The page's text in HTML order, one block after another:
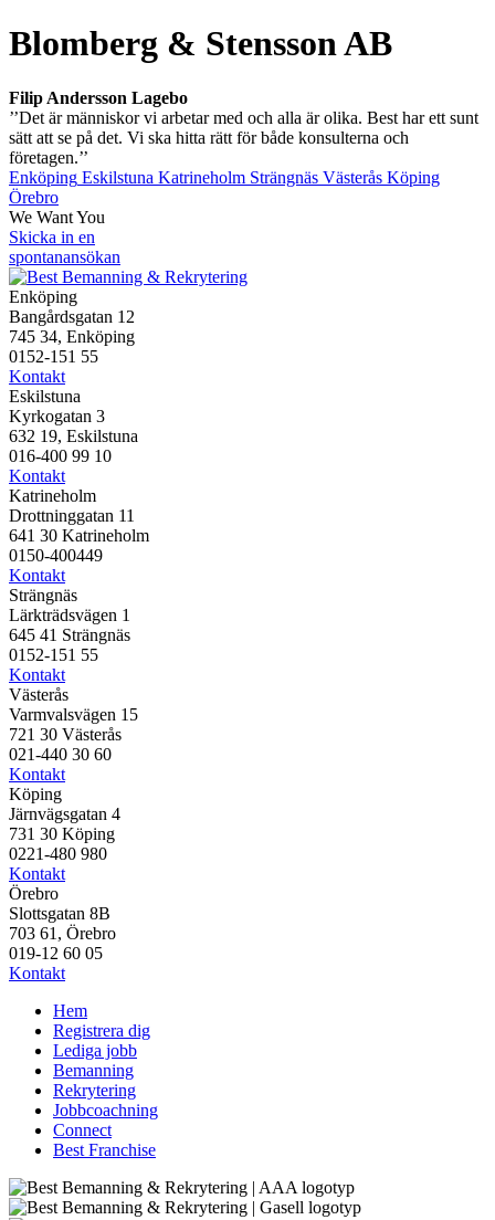
Blomberg & Stensson AB
Filip Andersson Lagebo
’’Det är människor vi arbetar med och alla är olika. Best har ett sunt
sätt att se på det. Vi ska hitta rätt för både konsulterna och
företagen.’’
Enköping Eskilstuna Katrineholm Strängnäs Västerås Köping
Örebro
We Want You
Skicka in en
spontanansökan
Enköping
Bangårdsgatan 12
745 34, Enköping
0152-151 55
Kontakt
Eskilstuna
Kyrkogatan 3
632 19, Eskilstuna
016-400 99 10
Kontakt
Katrineholm
Drottninggatan 11
641 30 Katrineholm
0150-400449
Kontakt
Strängnäs
Lärkträdsvägen 1
645 41 Strängnäs
0152-151 55
Kontakt
Västerås
Varmvalsvägen 15
721 30 Västerås
021-440 30 60
Kontakt
Köping
Järnvägsgatan 4
731 30 Köping
0221-480 980
Kontakt
Örebro
Slottsgatan 8B
703 61, Örebro
019-12 60 05
Kontakt
Hem
Registrera dig
Lediga jobb
Bemanning
Rekrytering
Jobbcoachning
Connect
Best Franchise